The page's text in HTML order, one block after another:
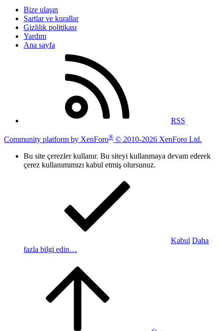
Bize ulaşın
Şartlar ve kurallar
Gizlilik politikası
Yardım
Ana sayfa
RSS
Community platform by XenForo® © 2010-2026 XenForo Ltd.
Bu site çerezler kullanır. Bu siteyi kullanmaya devam ederek
çerez kullanımımızı kabul etmiş olursunuz.
Kabul Daha
fazla bilgi edin…